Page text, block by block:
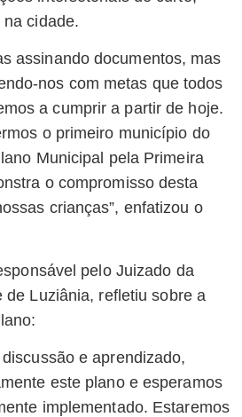
cidade.
assinando documentos, mas
nos com metas que todos
a cumprir a partir de hoje.
o primeiro município do
Municipal pela Primeira
o compromisso desta
crianças”, enfatizou o
pelo Juizado da
de Luziânia, refletiu sobre a
e aprendizado,
este plano e esperamos
implementado. Estaremos